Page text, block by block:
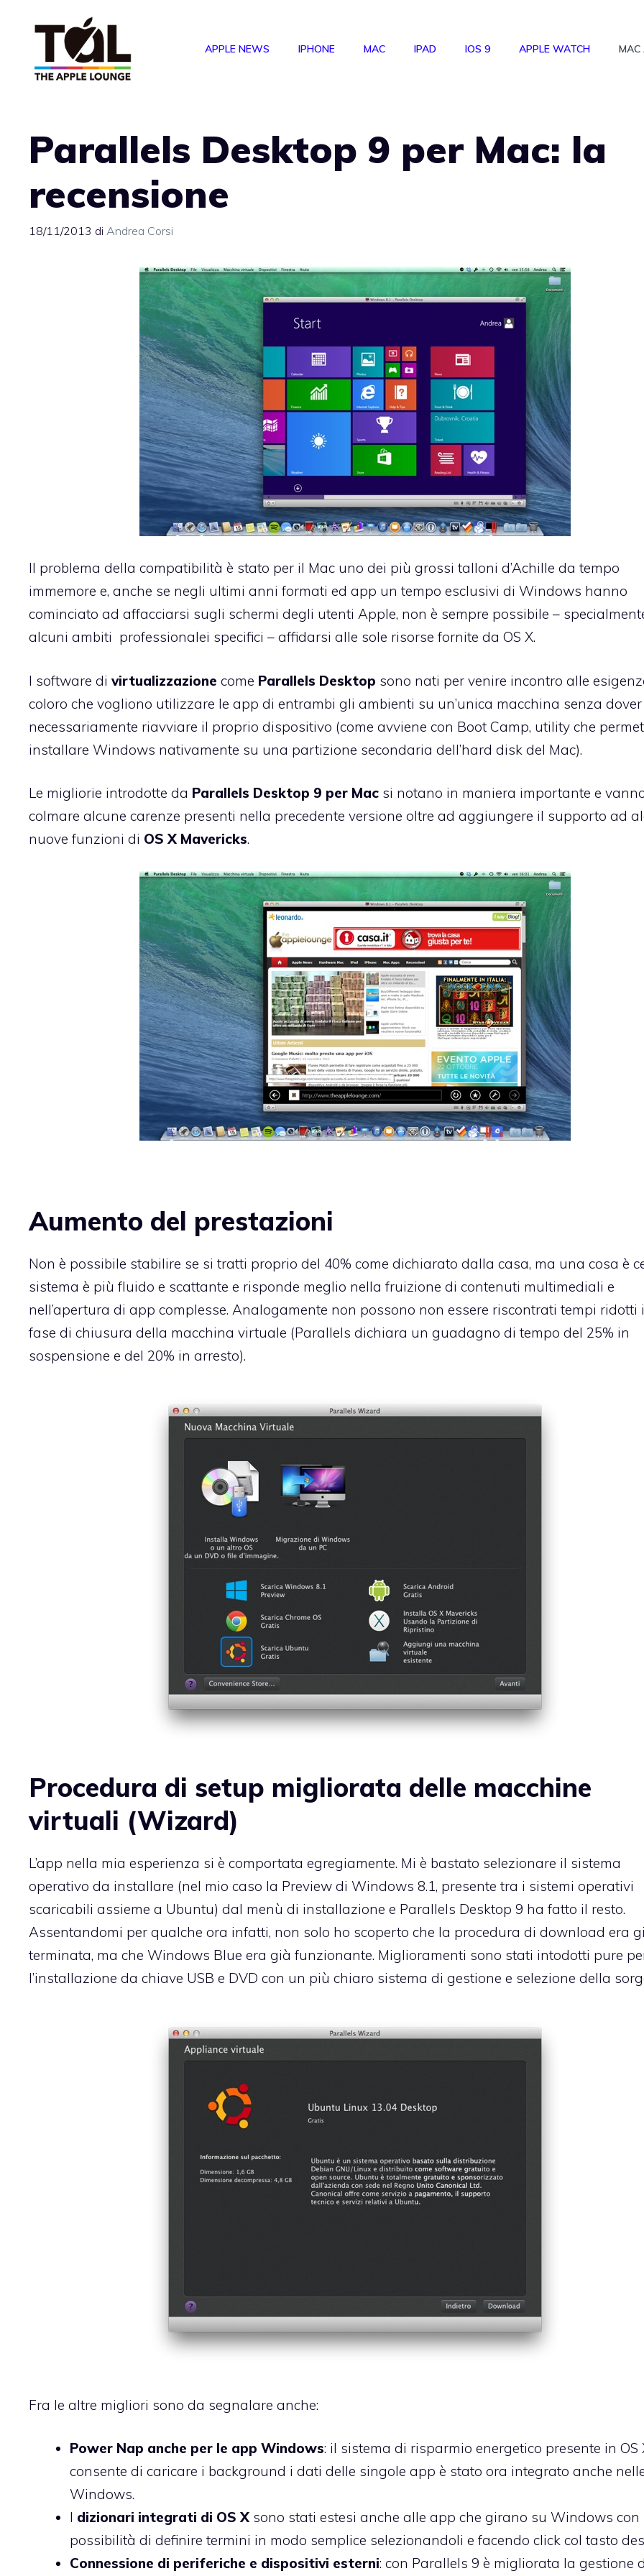
APPLE NEWS IPHONE MAC IPAD IOS 9 APPLE WATCH MAC
Parallels Desktop 9 per Mac: la
recensione
18/11/2013 di Andrea Corsi
Il problema della compatibilità è stato per il Mac uno dei più grossi talloni d’Achille da tempo
immemore e, anche se negli ultimi anni formati ed app un tempo esclusivi di Windows hanno
cominciato ad affacciarsi sugli schermi degli utenti Apple, non è sempre possibile –
alcuni ambiti professionalei specifici – affidarsi alle sole risorse fornite da OS X.
I software di virtualizzazione come Parallels Desktop sono nati per venire incontro alle
coloro che vogliono utilizzare le app di entrambi gli ambienti su un’unica macchina senza dover
necessariamente riavviare il proprio dispositivo (come avviene con Boot Camp, utility che
installare Windows nativamente su una partizione secondaria dell’hard disk del Mac).
Le migliorie introdotte da Parallels Desktop 9 per Mac si notano in maniera importante e
colmare alcune carenze presenti nella precedente versione oltre ad aggiungere il supporto ad
nuove funzioni di OS X Mavericks.
Aumento del prestazioni
Non è possibile stabilire se si tratti proprio del 40% come dichiarato dalla casa, ma una cosa è
sistema è più fluido e scattante e risponde meglio nella fruizione di contenuti multimediali e
nell’apertura di app complesse. Analogamente non possono non essere riscontrati tempi ridotti
fase di chiusura della macchina virtuale (Parallels dichiara un guadagno di tempo del 25% in
sospensione e del 20% in arresto).
Procedura di setup migliorata delle macchine
virtuali (Wizard)
L’app nella mia esperienza si è comportata egregiamente. Mi è bastato selezionare il sistema
operativo da installare (nel mio caso la Preview di Windows 8.1, presente tra i sistemi operativi
scaricabili assieme a Ubuntu) dal menù di installazione e Parallels Desktop 9 ha fatto il resto.
Assentandomi per qualche ora infatti, non solo ho scoperto che la procedura di download era
terminata, ma che Windows Blue era già funzionante. Miglioramenti sono stati intodotti pure
l’installazione da chiave USB e DVD con un più chiaro sistema di gestione e selezione della
Fra le altre migliori sono da segnalare anche:
Power Nap anche per le app Windows: il sistema di risparmio energetico presente in OS
consente di caricare i background i dati delle singole app è stato ora integrato anche
Windows.
I dizionari integrati di OS X sono stati estesi anche alle app che girano su Windows con
possibilità di definire termini in modo semplice selezionandoli e facendo click col tasto
Connessione di periferiche e dispositivi esterni: con Parallels 9 è migliorata la gestione